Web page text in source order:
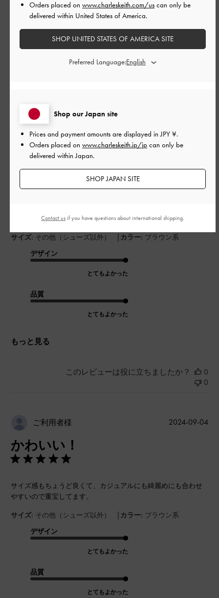
とてもよかった
ご利用者様
cushantyさんのレビュー
とても可愛なバッグ
サイズ: その他（シューズ以外） | カラー: ブラウン系
デザイン
とてもよかった
品質
とてもよかった
もっと見る
このレビューは役に立ちましたか？
0
0
ご利用者様
かわいい！
サイズ感もちょうど良くて、カジュアルにも綺麗めにも合わせ
やすいので重宝してます。
サイズ: その他（シューズ以外） | カラー: ブラウン系
デザイン
とてもよかった
品質
とてもよかった
公
2024-09-04
Shop our Japan site
Prices and payment amounts are displayed inJPY ¥.
Orders placed on www.charleskeith.jp/jp can only be
delivered within Japan.
SHOP JAPAN SITE
Orders placed on www.charleskeith.com/us can only be
delivered within United States of America.
SHOP UNITED STATES OF AMERICA SITE
Preferred Language:
Contact usif you have questions about international shipping.